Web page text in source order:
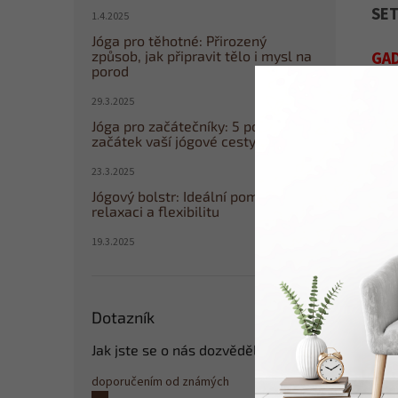
1.4.2025
Jóga pro těhotné: Přirozený
způsob, jak připravit tělo i mysl na
porod
29.3.2025
Jóga pro začátečníky: 5 pozic pro
začátek vaší jógové cesty
23.3.2025
Jógový bolstr: Ideální pomocník pro
relaxaci a flexibilitu
19.3.2025
Dotazník
Jak jste se o nás dozvěděli?
doporučením od známých
(9%)